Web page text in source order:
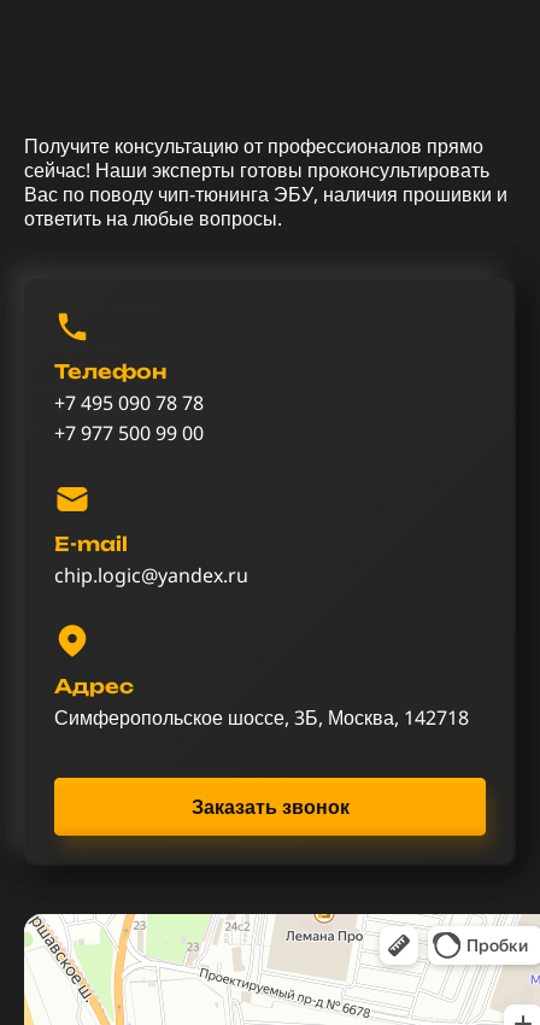
Получите консультацию от профессионалов прямо
сейчас! Наши эксперты готовы проконсультировать
Вас по поводу чип-тюнинга ЭБУ, наличия прошивки и
ответить на любые вопросы.
Телефон
+7 495 090 78 78
+7 977 500 99 00
E-mail
chip.logic@yandex.ru
Адрес
Симферопольское шоссе, 3Б, Москва, 142718
Заказать звонок